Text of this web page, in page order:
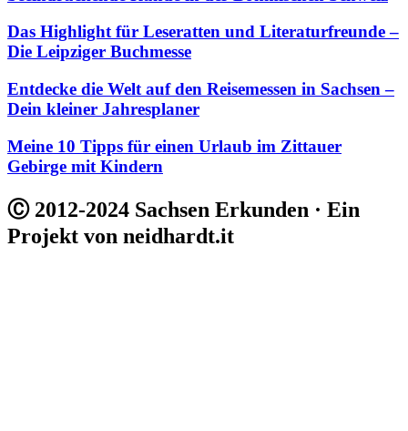
Das Highlight für Leseratten und Literaturfreunde –
Die Leipziger Buchmesse
Entdecke die Welt auf den Reisemessen in Sachsen –
Dein kleiner Jahresplaner
Meine 10 Tipps für einen Urlaub im Zittauer
Gebirge mit Kindern
Ⓒ 2012-2024 Sachsen Erkunden · Ein
Projekt von neidhardt.it